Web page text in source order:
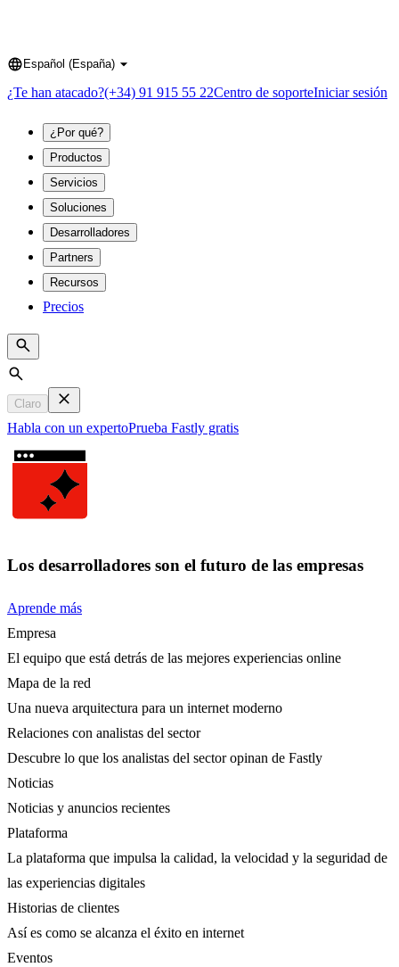
Language
Español (España)
¿Te han atacado?(+34) 91 915 55 22Centro de soporteIniciar sesión
¿Por qué?
Productos
Servicios
Soluciones
Desarrolladores
Partners
Recursos
Precios
Search
Claro
Habla con un expertoPrueba Fastly gratis
Los desarrolladores son el futuro de las empresas
Aprende más
Empresa
El equipo que está detrás de las mejores experiencias online
Mapa de la red
Una nueva arquitectura para un internet moderno
Relaciones con analistas del sector
Descubre lo que los analistas del sector opinan de Fastly
Noticias
Noticias y anuncios recientes
Plataforma
La plataforma que impulsa la calidad, la velocidad y la seguridad de
las experiencias digitales
Historias de clientes
Así es como se alcanza el éxito en internet
Eventos